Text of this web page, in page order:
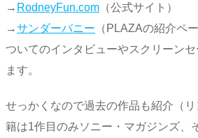
→ RodneyFun.com （公式サイト）
→サンダーバニー （PLAZAの紹介ペ
ついてのインタビューやスクリーン
ます。
せっかくなので過去の作品も紹介（
籍は1作目のみソニー・マガジンズ、